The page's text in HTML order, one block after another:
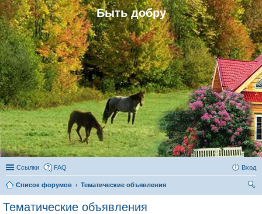
Быть добру
Ссылки FAQ Вход
Список форумов
Тематические объявления
Тематические объявления